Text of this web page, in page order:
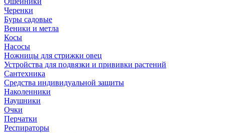
Черенки
Буры садовые
Веники и метла
Косы
Насосы
Ножницы для стрижки овец
Устройства для подвязки и прививки растений
Сантехника
Средства индивидуальной защиты
Наколенники
Наушники
Очки
Перчатки
Респираторы